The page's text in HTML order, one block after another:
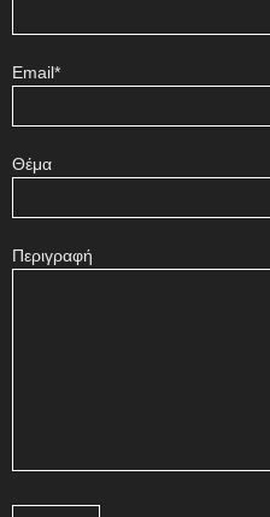
Email*
Θέμα
Περιγραφή